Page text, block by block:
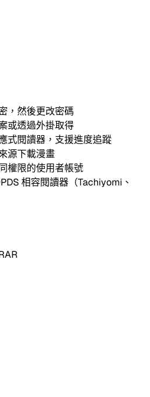
，然後更改密碼
或透過外掛取得
式閱讀器，支援進度追蹤
源下載漫畫
權限的使用者帳號
相容閱讀器（Tachiyomi、